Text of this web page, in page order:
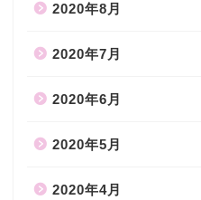
2020年8月
2020年7月
2020年6月
2020年5月
2020年4月